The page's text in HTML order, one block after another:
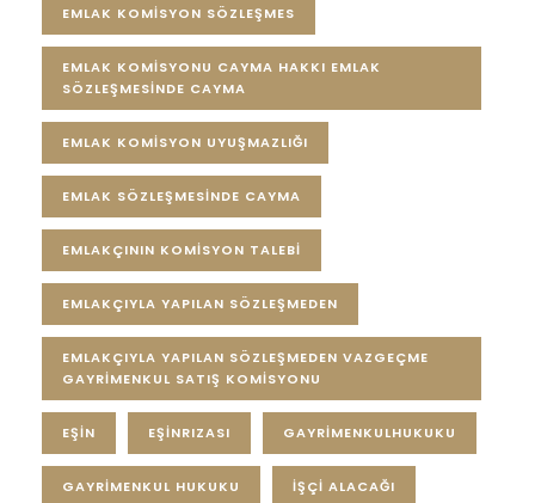
EMLAK KOMİSYON SÖZLEŞMES
EMLAK KOMİSYONU CAYMA HAKKI EMLAK
SÖZLEŞMESİNDE CAYMA
EMLAK KOMİSYON UYUŞMAZLIĞI
EMLAK SÖZLEŞMESİNDE CAYMA
EMLAKÇININ KOMİSYON TALEBİ
EMLAKÇIYLA YAPILAN SÖZLEŞMEDEN
EMLAKÇIYLA YAPILAN SÖZLEŞMEDEN VAZGEÇME
GAYRİMENKUL SATIŞ KOMİSYONU
EŞIN EŞINRIZASI GAYRIMENKULHUKUKU
GAYRİMENKUL HUKUKU IŞÇI ALACAĞI